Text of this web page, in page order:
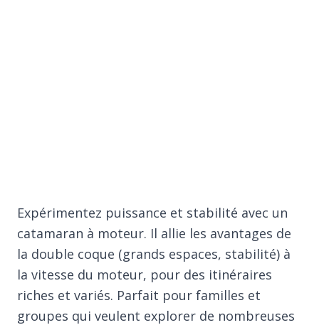
Expérimentez puissance et stabilité avec un
catamaran à moteur. Il allie les avantages de
la double coque (grands espaces, stabilité) à
la vitesse du moteur, pour des itinéraires
riches et variés. Parfait pour familles et
groupes qui veulent explorer de nombreuses